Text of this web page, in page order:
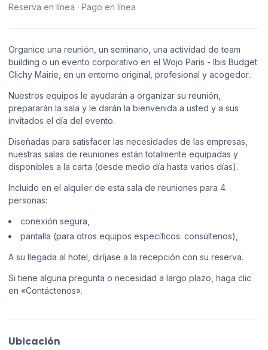
Reserva en línea · Pago en línea
Organice una reunión, un seminario, una actividad de team
building o un evento corporativo en el Wojo Paris - Ibis Budget
Clichy Mairie, en un entorno original, profesional y acogedor.
Nuestros equipos le ayudarán a organizar su reunión,
prepararán la sala y le darán la bienvenida a usted y a sus
invitados el día del evento.
Diseñadas para satisfacer las necesidades de las empresas,
nuestras salas de reuniones están totalmente equipadas y
disponibles a la carta (desde medio día hasta varios días).
Incluido en el alquiler de esta sala de reuniones para 4
personas:
conexión segura,
pantalla (para otros equipos específicos: consúltenos),
A su llegada al hotel, diríjase a la recepción con su reserva.
Si tiene alguna pregunta o necesidad a largo plazo, haga clic
en «Contáctenos».
Ubicación